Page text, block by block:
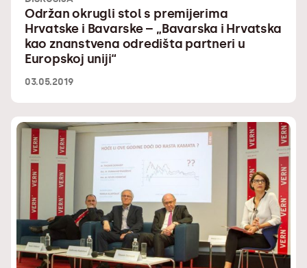
Održan okrugli stol s premijerima
Hrvatske i Bavarske – „Bavarska i Hrvatska
kao znanstvena odredišta partneri u
Europskoj uniji“
03.05.2019